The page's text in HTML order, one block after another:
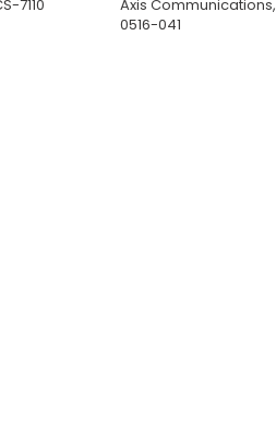
7110
Axis Communications,
0516-041